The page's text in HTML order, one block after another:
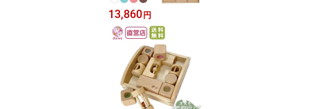
13,860円